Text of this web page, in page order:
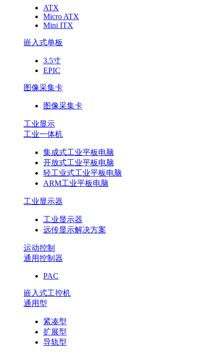
ATX
Micro ATX
Mini ITX
嵌入式单板
3.5寸
EPIC
图像采集卡
图像采集卡
工业显示
工业一体机
集成式工业平板电脑
开放式工业平板电脑
轻工业式工业平板电脑
ARM工业平板电脑
工业显示器
工业显示器
远传显示解决方案
运动控制
通用控制器
PAC
嵌入式工控机
通用型
紧凑型
扩展型
导轨型